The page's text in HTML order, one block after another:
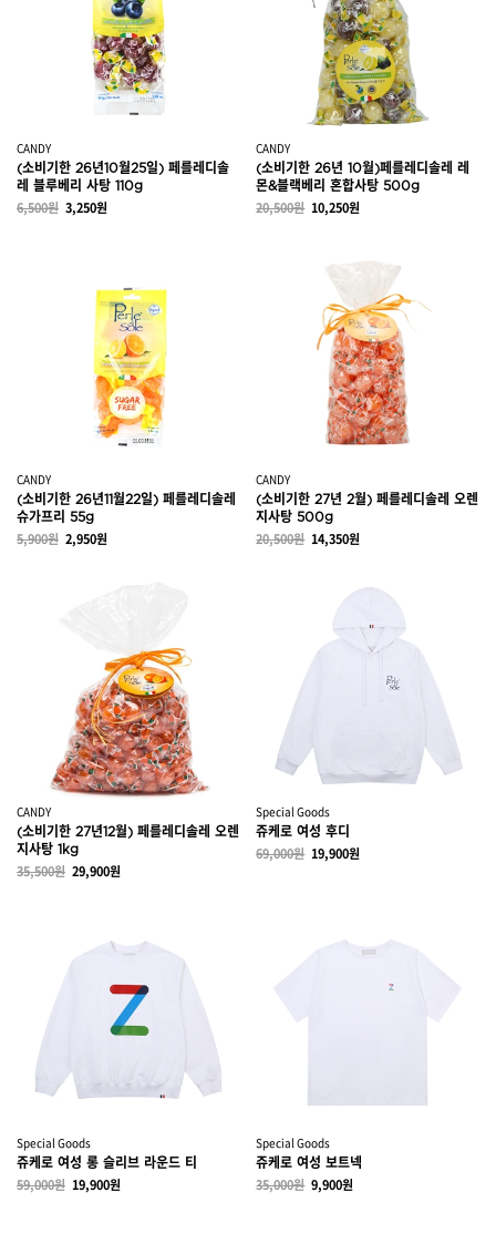
CANDY
(소비기한 26년10월25일) 페를레디솔
레 블루베리 사탕 110g
6,500원 3,250원
CANDY
(소비기한 26년 10월)페를레디솔레 레
몬&블랙베리 혼합사탕 500g
20,500원 10,250원
CANDY
(소비기한 26년11월22일) 페를레디솔레
슈가프리 55g
5,900원 2,950원
CANDY
(소비기한 27년 2월) 페를레디솔레 오렌
지사탕 500g
20,500원 14,350원
CANDY
(소비기한 27년12월) 페를레디솔레 오렌
지사탕 1kg
35,500원 29,900원
Special Goods
쥬케로 여성 후디
69,000원 19,900원
Special Goods
쥬케로 여성 롱 슬리브 라운드 티
59,000원 19,900원
Special Goods
쥬케로 여성 보트넥
35,000원 9,900원